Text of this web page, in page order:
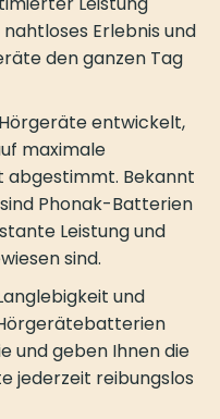
Erlebnis und
den ganzen Tag
entwickelt,
maximale
Bekannt
Phonak-Batterien
Leistung und
sind.
und
und geben Ihnen die
jederzeit reibungslos